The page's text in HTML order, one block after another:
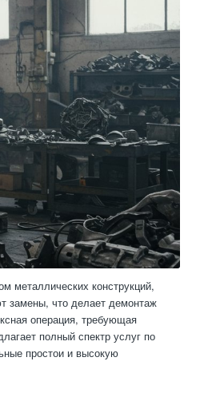
металлических конструкций,
замены, что делает демонтаж
операция, требующая
полный спектр услуг по
простои и высокую